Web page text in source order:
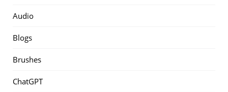
Audio
Blogs
Brushes
ChatGPT